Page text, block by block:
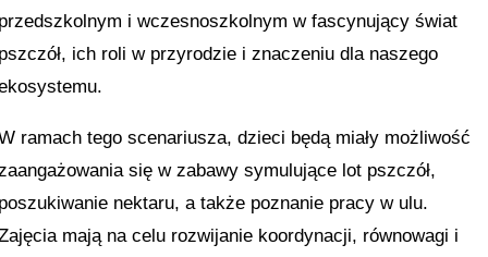
i wczesnoszkolnym w fascynujący świat
ich roli w przyrodzie i znaczeniu dla naszego
ramach tego scenariusza, dzieci będą miały możliwość
się w zabawy symulujące lot pszczół,
nektaru, a także poznanie pracy w ulu.
mają na celu rozwijanie koordynacji, równowagi i